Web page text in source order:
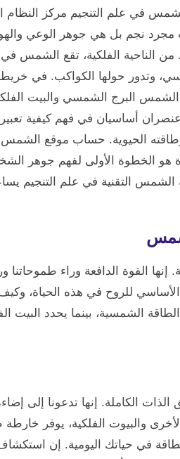
في علم التنجيم مركز
نجم بل هي جوهر الوعي
من الناحية الفلكية، تقع الشمس
وتدور حولها الكواكب. في خريطة
البرج الشمسي والبيت
أساسيان في فهم كيفية
الحيوية. حساب موقع
هو الخطوة الأولى لفهم جوهر
الشمس التقنية في علم التنجيم
إنها القوة الدافعة وراء طموحاتنا
للروح في هذه الحياة، وكيف
الشمسية، بينما يحدد البيت
الكاملة. إنها تدعونا إلى
والبيوت الفلكية، يوفر
في حياتك اليومية. إن